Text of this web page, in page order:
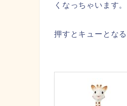
くなっちゃいます。
押すとキューとな